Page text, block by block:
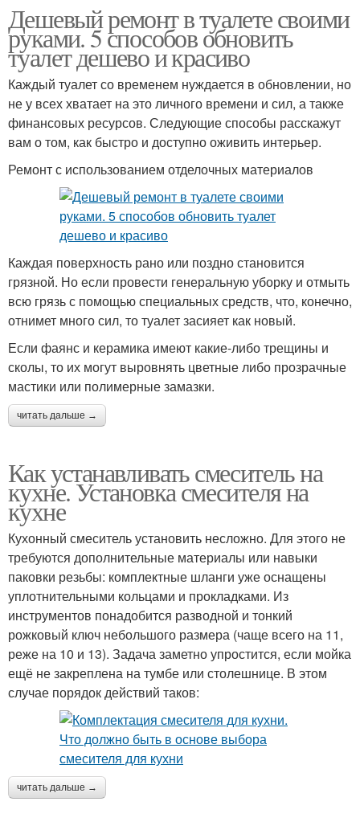
Дешевый ремонт в туалете своими
руками. 5 способов обновить
туалет дешево и красиво
Каждый туалет со временем нуждается в обновлении, но
не у всех хватает на это личного времени и сил, а также
финансовых ресурсов. Следующие способы расскажут
вам о том, как быстро и доступно оживить интерьер.
Ремонт с использованием отделочных материалов
Каждая поверхность рано или поздно становится
грязной. Но если провести генеральную уборку и отмыть
всю грязь с помощью специальных средств, что, конечно,
отнимет много сил, то туалет засияет как новый.
Если фаянс и керамика имеют какие-либо трещины и
сколы, то их могут выровнять цветные либо прозрачные
мастики или полимерные замазки.
читать дальше →
Как устанавливать смеситель на
кухне. Установка смесителя на
кухне
Кухонный смеситель установить несложно. Для этого не
требуются дополнительные материалы или навыки
паковки резьбы: комплектные шланги уже оснащены
уплотнительными кольцами и прокладками. Из
инструментов понадобится разводной и тонкий
рожковый ключ небольшого размера (чаще всего на 11,
реже на 10 и 13). Задача заметно упростится, если мойка
ещё не закреплена на тумбе или столешнице. В этом
случае порядок действий таков:
читать дальше →